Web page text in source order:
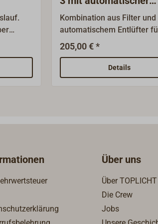
für
Entlüftung
Kombination aus Filter und
automatischem Entlüfter
Diesel- und Heizöl
Einstrangsysteme im
Saugbetrieb.Mit
Rücklaufzuführung und
Funktion.Filtereinsatz aus
Sinterkunststoff 25-40
µm.Wandhalterung aus
g: Innengewinde G 3/8" für
205,00 € *
Details
Über uns
Über TOPLICHT
Die Crew
Jobs